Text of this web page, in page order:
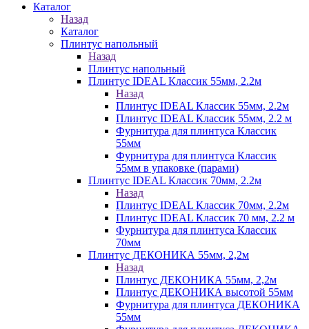
Каталог
Назад
Каталог
Плинтус напольный
Назад
Плинтус напольный
Плинтус IDEAL Классик 55мм, 2.2м
Назад
Плинтус IDEAL Классик 55мм, 2.2м
Плинтус IDEAL Классик 55мм, 2.2 м
Фурнитура для плинтуса Классик
55мм
Фурнитура для плинтуса Классик
55мм в упаковке (парами)
Плинтус IDEAL Классик 70мм, 2.2м
Назад
Плинтус IDEAL Классик 70мм, 2.2м
Плинтус IDEAL Классик 70 мм, 2.2 м
Фурнитура для плинтуса Классик
70мм
Плинтус ДЕКОНИКА 55мм, 2,2м
Назад
Плинтус ДЕКОНИКА 55мм, 2,2м
Плинтус ДЕКОНИКА высотой 55мм
Фурнитура для плинтуса ДЕКОНИКА
55мм